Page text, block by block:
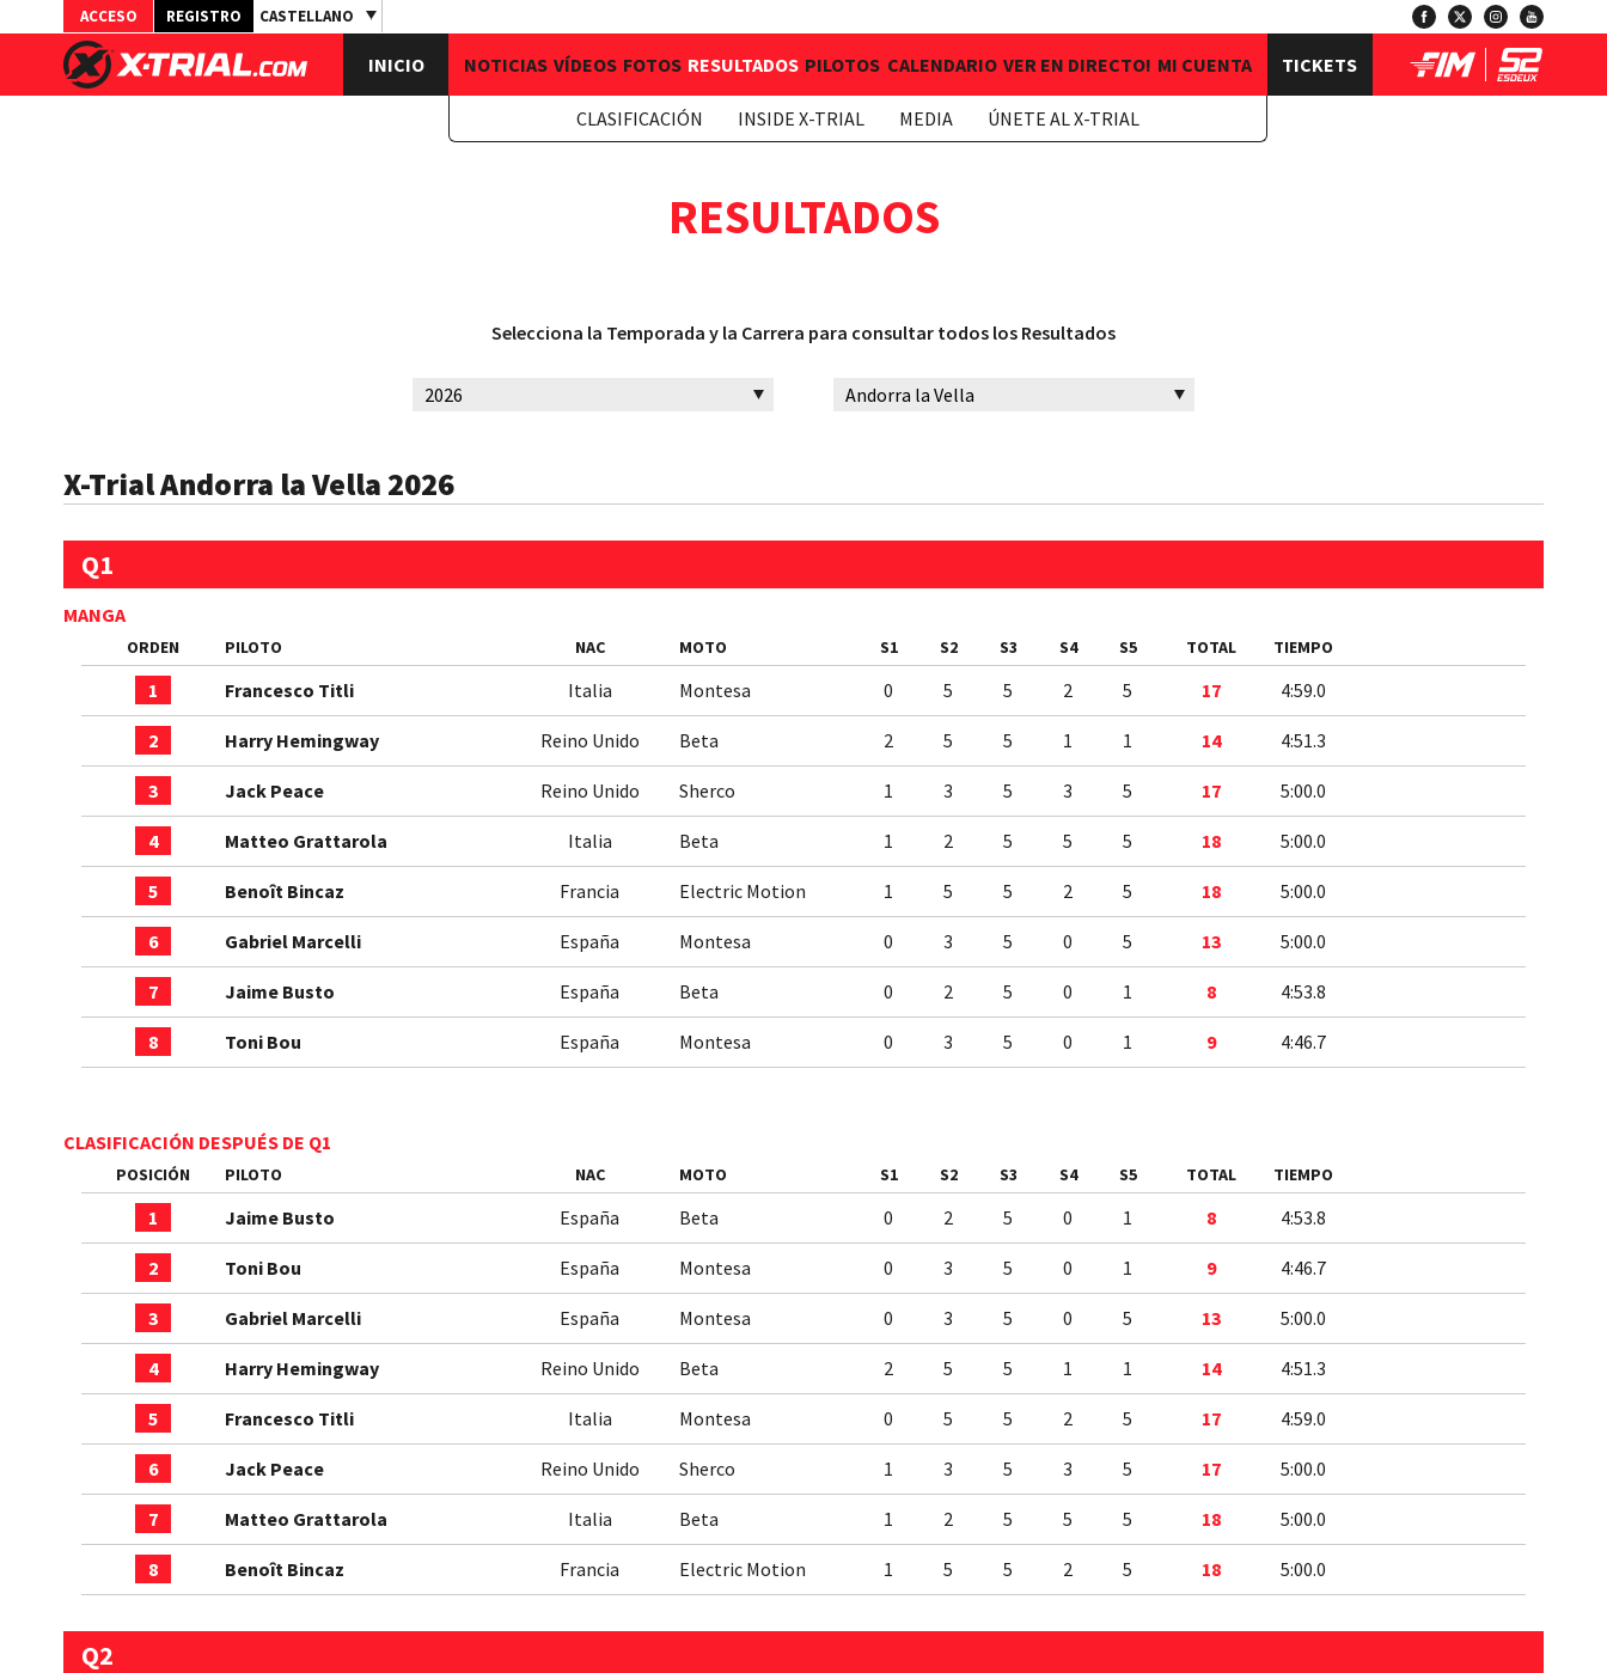
ACCESO REGISTRO CASTELLANO
INICIO NOTICIAS VÍDEOS FOTOS RESULTADOS PILOTOS CALENDARIO VER EN DIRECTO! MI CUENTA
CLASIFICACIÓN INSIDE X-TRIAL MEDIA ÚNETE AL X-TRIAL
TICKETS
RESULTADOS
Selecciona la Temporada y la Carrera para consultar todos los Resultados
X-Trial Andorra la Vella 2026
Q1
MANGA
ORDEN PILOTO NAC MOTO S1 S2 S3 S4 S5 TOTAL TIEMPO
1 Francesco Titli Italia Montesa 0 5 5 2 5 17 4:59.0
2 Harry Hemingway Reino Unido Beta 2 5 5 1 1 14 4:51.3
3 Jack Peace Reino Unido Sherco 1 3 5 3 5 17 5:00.0
4 Matteo Grattarola Italia Beta 1 2 5 5 5 18 5:00.0
5 Benoît Bincaz Francia Electric Motion 1 5 5 2 5 18 5:00.0
6 Gabriel Marcelli España Montesa 0 3 5 0 5 13 5:00.0
7 Jaime Busto España Beta 0 2 5 0 1 8 4:53.8
8 Toni Bou España Montesa 0 3 5 0 1 9 4:46.7
CLASIFICACIÓN DESPUÉS DE Q1
POSICIÓN PILOTO NAC MOTO S1 S2 S3 S4 S5 TOTAL TIEMPO
1 Jaime Busto España Beta 0 2 5 0 1 8 4:53.8
2 Toni Bou España Montesa 0 3 5 0 1 9 4:46.7
3 Gabriel Marcelli España Montesa 0 3 5 0 5 13 5:00.0
4 Harry Hemingway Reino Unido Beta 2 5 5 1 1 14 4:51.3
5 Francesco Titli Italia Montesa 0 5 5 2 5 17 4:59.0
6 Jack Peace Reino Unido Sherco 1 3 5 3 5 17 5:00.0
7 Matteo Grattarola Italia Beta 1 2 5 5 5 18 5:00.0
8 Benoît Bincaz Francia Electric Motion 1 5 5 2 5 18 5:00.0
Q2